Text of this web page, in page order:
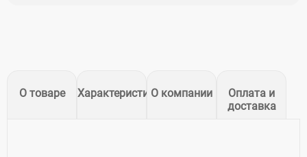
О товаре ХарактеристикиО компании
Оплата и
доставка